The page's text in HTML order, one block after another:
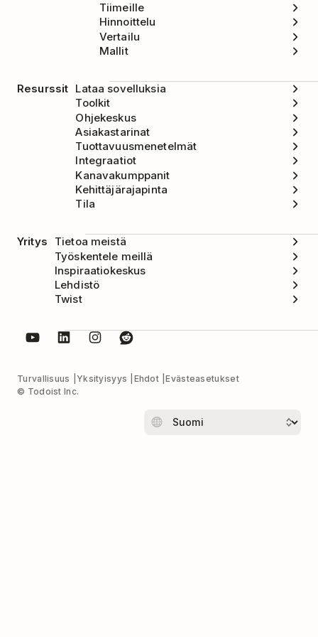
Tiimeille
Hinnoittelu
Vertailu
Mallit
Resurssit Lataa sovelluksia
Toolkit
Ohjekeskus
Asiakastarinat
Tuottavuusmenetelmät
Integraatiot
Kanavakumppanit
Kehittäjärajapinta
Tila
Yritys
Tietoa meistä
Työskentele meillä
Inspiraatiokeskus
Lehdistö
Twist
Turvallisuus Yksityisyys Ehdot
Evästeasetukset
© Todoist Inc.